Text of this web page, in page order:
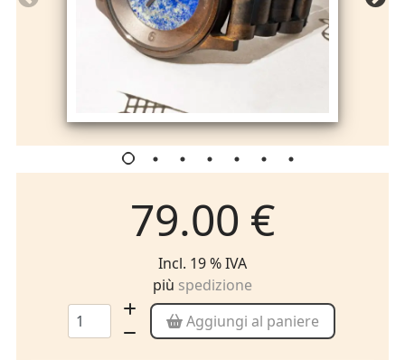
79.00 €
Incl. 19 % IVA
più spedizione
Aggiungi al paniere